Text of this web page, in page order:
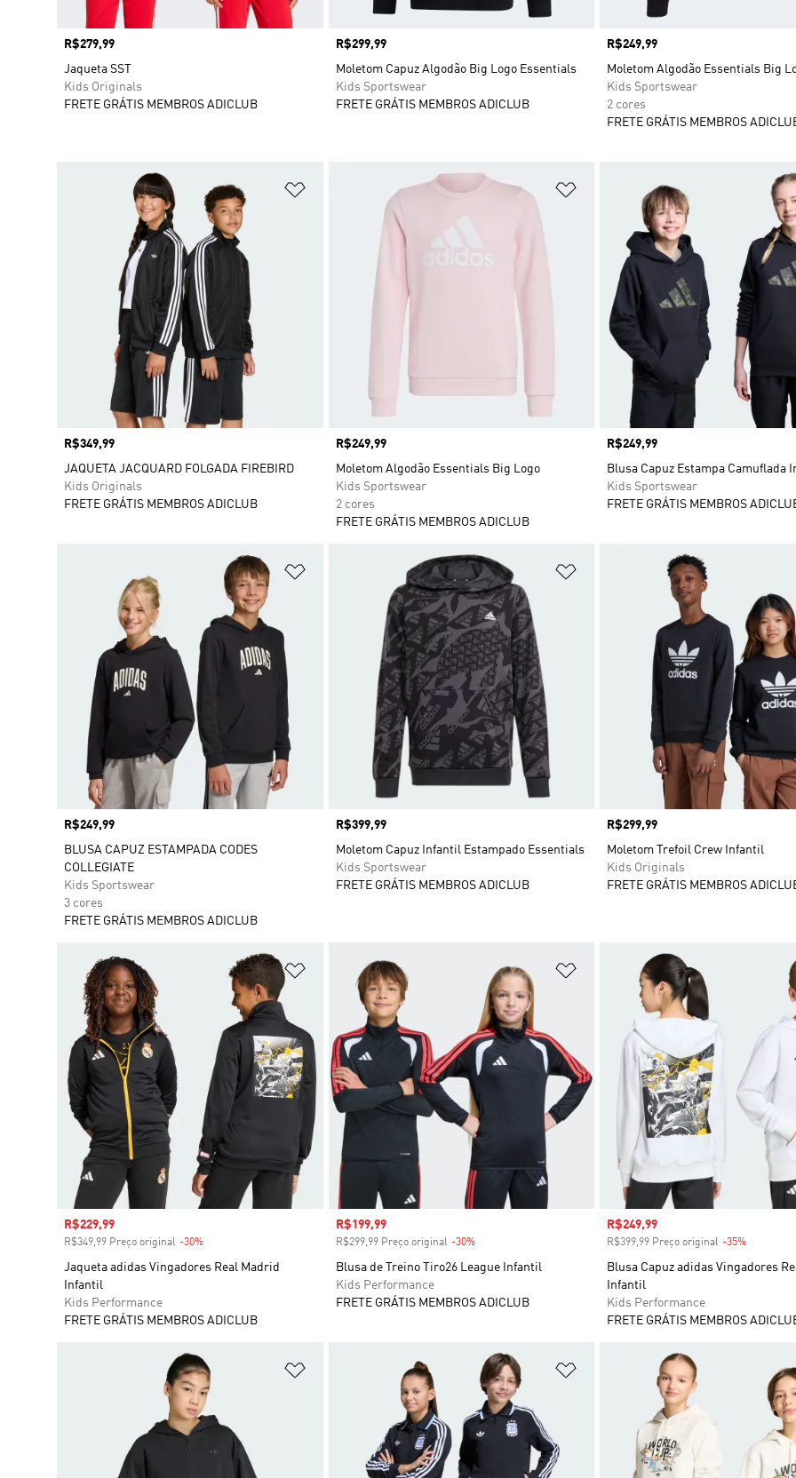
Preço
R$279,99
Jaqueta SST
Kids Originals
FRETE GRÁTIS MEMBROS ADICLUB
Preço
R$299,99
Moletom Capuz Algodão Big Logo Essentials
Kids Sportswear
FRETE GRÁTIS MEMBROS ADICLUB
Preço
R$249,99
Moletom Algodão Essentials Big
Kids Sportswear
2 cores
FRETE GRÁTIS MEMBROS
Adicionar à Lista de Desejos
Preço
R$349,99
JAQUETA JACQUARD FOLGADA FIREBIRD
Kids Originals
FRETE GRÁTIS MEMBROS ADICLUB
Adicionar à Lista de Desejos
Preço
R$249,99
Moletom Algodão Essentials Big Logo
Kids Sportswear
2 cores
FRETE GRÁTIS MEMBROS ADICLUB
Preço
R$249,99
Blusa Capuz Estampa Camuflada
Kids Sportswear
FRETE GRÁTIS MEMBROS
Adicionar à Lista de Desejos
Preço
R$249,99
BLUSA CAPUZ ESTAMPADA CODES
COLLEGIATE
Kids Sportswear
3 cores
FRETE GRÁTIS MEMBROS ADICLUB
Adicionar à Lista de Desejos
Preço
R$399,99
Moletom Capuz Infantil Estampado Essentials
Kids Sportswear
FRETE GRÁTIS MEMBROS ADICLUB
Preço
R$299,99
Moletom Trefoil Crew Infantil
Kids Originals
FRETE GRÁTIS MEMBROS
Adicionar à Lista de Desejos
Preço com desconto
R$229,99
R$349,99 Preço original -30%
Jaqueta adidas Vingadores Real Madrid
Infantil
Kids Performance
FRETE GRÁTIS MEMBROS ADICLUB
Adicionar à Lista de Desejos
Preço com desconto
R$199,99
R$299,99 Preço original -30%Desconto
Blusa de Treino Tiro26 League Infantil
Kids Performance
FRETE GRÁTIS MEMBROS ADICLUB
Preço com desconto
R$249,99
R$399,99 Preço original -35%
Blusa Capuz adidas Vingadores
Infantil
Kids Performance
FRETE GRÁTIS MEMBROS
Adicionar à Lista de Desejos Adicionar à Lista de Desejos